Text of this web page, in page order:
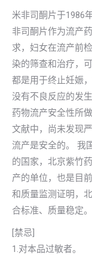
米非司酮片于1986
非司酮片作为流产
求，妇女在流产前
染的筛查和治疗，
都是用于终止妊娠
没有不良反应的发
药物流产安全性所
文献中，尚未发现
流产是安全的。 我
的国家，北京紫竹
产的单位，也是目
和质量监测证明，
合标准、质量稳定。
[禁忌]
1.对本品过敏者。